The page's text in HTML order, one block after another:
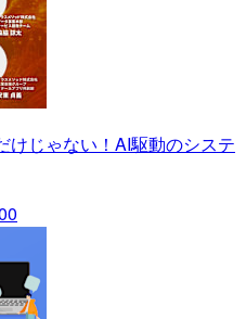
けじゃない！AI駆動のシステ